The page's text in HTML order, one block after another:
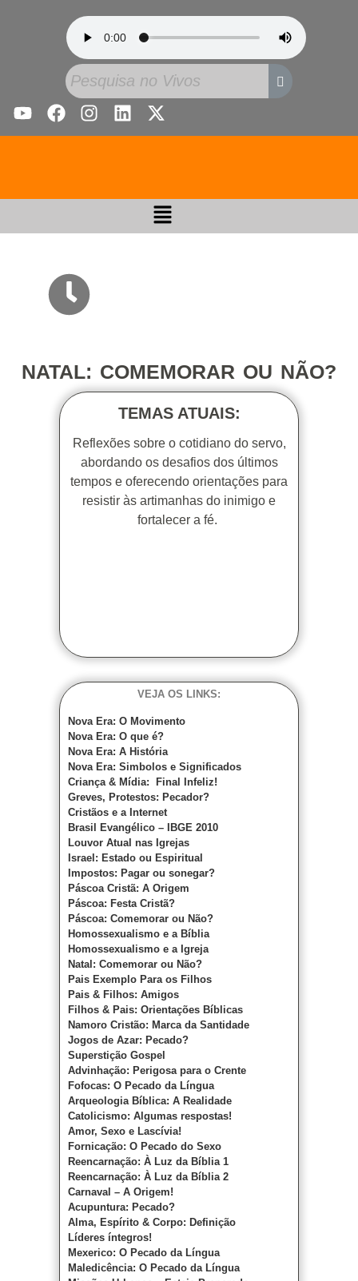
NATAL: COMEMORAR OU NÃO?
TEMAS ATUAIS:
Reflexões sobre o cotidiano do servo,
abordando os desafios dos últimos
tempos e oferecendo orientações para
resistir às artimanhas do inimigo e
fortalecer a fé.
VEJA OS LINKS:
Nova Era: O Movimento
Nova Era: O que é?
Nova Era: A História
Nova Era: Simbolos e Significados
Criança & Mídia: Final Infeliz!
Greves, Protestos: Pecador?
Cristãos e a Internet
Brasil Evangélico – IBGE 2010
Louvor Atual nas Igrejas
Israel: Estado ou Espiritual
Impostos: Pagar ou sonegar?
Páscoa Cristã: A Origem
Páscoa: Festa Cristã?
Páscoa: Comemorar ou Não?
Homossexualismo e a Bíblia
Homossexualismo e a Igreja
Natal: Comemorar ou Não?
Pais Exemplo Para os Filhos
Pais & Filhos: Amigos
Filhos & Pais: Orientações Bíblicas
Namoro Cristão: Marca da Santidade
Jogos de Azar: Pecado?
Superstição Gospel
Advinhação: Perigosa para o Crente
Fofocas: O Pecado da Língua
Arqueologia Bíblica: A Realidade
Catolicismo: Algumas respostas!
Amor, Sexo e Lascívia!
Fornicação: O Pecado do Sexo
Reencarnação: À Luz da Bíblia 1
Reencarnação: À Luz da Bíblia 2
Carnaval – A Origem!
Acupuntura: Pecado?
Alma, Espírito & Corpo: Definição
Líderes íntegros!
Mexerico: O Pecado da Língua
Maledicência: O Pecado da Língua